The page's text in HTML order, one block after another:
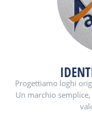
Progettiamo loghi
Un marchio